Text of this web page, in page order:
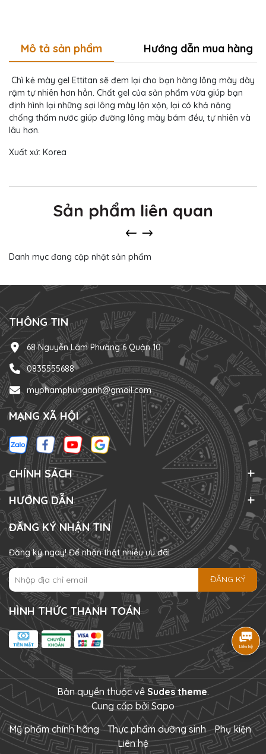
Mô tả sản phẩm Hướng dẫn mua hàng
Chì kẻ mày gel Ettitan sẽ đem lại cho bạn hàng lông mày dày
rậm tự nhiên hơn hẳn. Chất gel của sản phẩm vừa giúp bạn
định hình lại những sợi lông mày lộn xộn, lại có khả năng
chống thấm nước giúp đường lông mày bám đều, tự nhiên và
lâu hơn.
Xuất xứ: Korea
Sản phẩm liên quan
Danh mục đang cập nhật sản phẩm
THÔNG TIN
68 Nguyễn Lâm Phường 6 Quận 10
0835555688
myphamphunganh@gmail.com
MẠNG XÃ HỘI
CHÍNH SÁCH
HƯỚNG DẪN
ĐĂNG KÝ NHẬN TIN
Đăng ký ngay! Để nhận thật nhiều ưu đãi
ĐĂNG KÝ
HÌNH THỨC THANH TOÁN
Bản quyền thuộc về Sudes theme.
Cung cấp bởi Sapo
Mỹ phẩm chính hãng
Thực phẩm dưỡng sinh
Phụ kiện
Liên hệ